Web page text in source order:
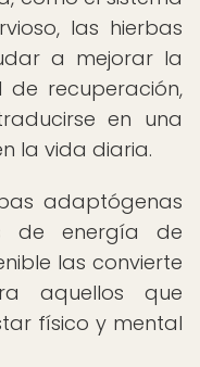
las hierbas
a mejorar la
recuperación,
en una
la vida diaria.
adaptógenas
de energía de
las convierte
aquellos que
físico y mental